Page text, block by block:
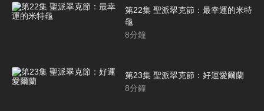
第22集 聖派翠克節：最幸運的米特
龜
8分鐘
第23集 聖派翠克節：好運愛爾蘭
8分鐘